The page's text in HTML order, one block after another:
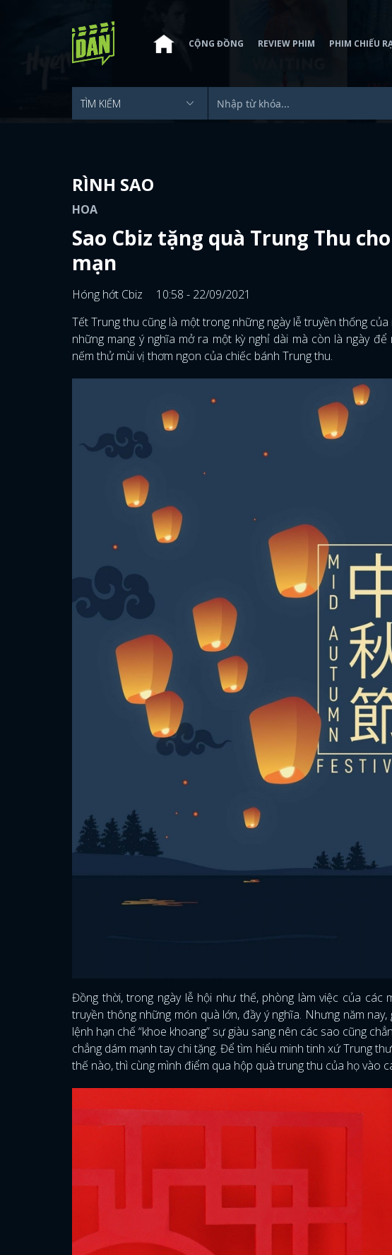
CỘNG ĐỒNG REVIEW PHIM PHIM CHIẾU
RÌNH SAO
HOA
Sao Cbiz tặng quà Trung Thu
mạn
Hóng hớt Cbiz
10:58 - 22/09/2021
Tết Trung thu cũng là một trong những ngày lễ truyền thống
những mang ý nghĩa mở ra một kỳ nghỉ dài mà còn là ngày
nếm thử mùi vị thơm ngon của chiếc bánh Trung thu.
Đồng thời, trong ngày lễ hội như thế, phòng làm việc của các
truyền thông những món quà lớn, đầy ý nghĩa. Nhưng năm
lệnh hạn chế “khoe khoang” sự giàu sang nên các sao cũng
chẳng dám mạnh tay chi tặng. Để tìm hiểu minh tinh xứ Trung
thế nào, thì cùng mình điểm qua hộp quà trung thu của họ vào